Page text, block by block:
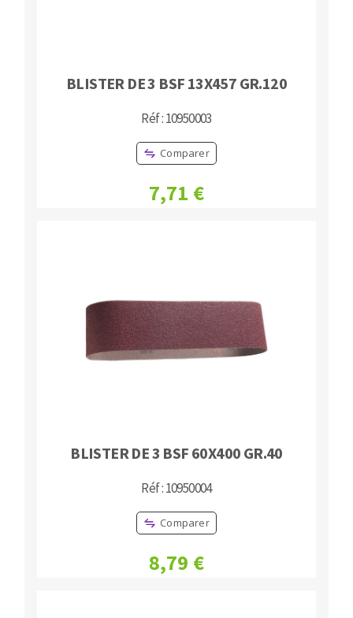
BLISTER DE 3 BSF 13X457 GR.120
Réf : 10950003
Comparer
7,71 €
BLISTER DE 3 BSF 60X400 GR.40
Réf : 10950004
Comparer
8,79 €